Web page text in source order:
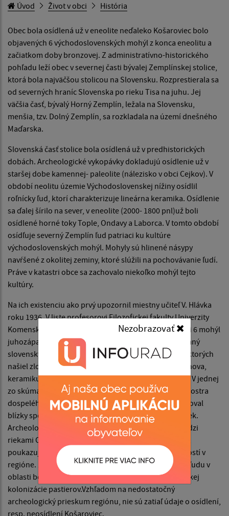
Nezobrazovať
Úvod Život v obci História
Obec bola osídlená už v eneolite neďaleko Košaroviec bolo
objavených 6 východoslovenských mohýl z konca eneolitu a
začiatkom doby bronzovej. Z administratívno-historického
pohľadu leží obec v severnej časti bývalej Zemplínskej stolice,
ktorá bola najväčšou stolicou na Slovensku. Rozprestierala sa
od severných hraníc Slovenska po rieku Tisa na juhu. Jej
väčšia časť, bývalý Horný Zemplín, ležala na Slovensku,
menšia, tzv. Dolný Zemplín, sa rozkladala na území dnešného
Maďarska.
Slovenská časť stolice bola osídlená už v predhistorických
dobách. Archeologické vykopávky dokladujú osídlenie už v
staršej dobe kamennej- paleolite (nálezisko v obci Cejkov). V
období neolitu územie Východoslovenskej nížiny osídlil
roľnícky ľud, ktorí charakterizuje lineárna keramika. Osídlenie
sa ďalej šírilo na sever, v eneolite (2000- 1800 pnl)už boli
osídlené horné toky Tople, Ondavy a Laborca. V tomto období
osídľuje severný Zemplín ľud patriaci ku kultúre
východoslovenských mohýl. Mohyly sú hlinené násypy
navŕšené z okolitej zeminy, ktoré slúžili na pochovávanie ľudí.
Práve v katastri obce sa zachovalo niekoľko mohýl tejto
kultúry.
Na ich existenciu ako prvý upozornil miestny učiteľ V. Hlávka
roku 1936. V liste profesorovi Filozofickej fakulty Univerzity
Komenského v Bratislave J. Eisnerovi uvádza nález asi 6 mohýl
juhozápadne od obce. V roku 1942 preskúmal významný
slovenský archeológ V. Budínsky- Krička tri mohyly, v ktorých
našiel zlomok čepele z rohovca, kamenné drvidlá žarnova,
keramiku s odtlačkami šnúry a iné kamenné nástroje. V jednej
zo skúmaných mohýl sa dokonca zachovala skrčená kostra
dospelého jedinca. Vo výskume mohýl neskôr pokračoval
blízky spolupracovník V. Budinského- Kričku A. Škvarek.
Archeologický výskum mohýl, ktorých sa v oblasti medzi
riekami Oľkou a Laborec nachádza niekoľko desiatok,
poukazuje na intenzívny pobyt pastierskych pospolitostí v
regióne. Z hľadiska pravekých dejín však pobyt tohto ľudu v
oblasti bol krátkodobý a súvisel s jednou vlnou pravekej
kolonizácie pastierov.Vzhľadom na nedostatočný
archeologický prieskum regiónu, nie sú zatiaľ údaje o osídlení,
resp. neosídlení Košaroviec.